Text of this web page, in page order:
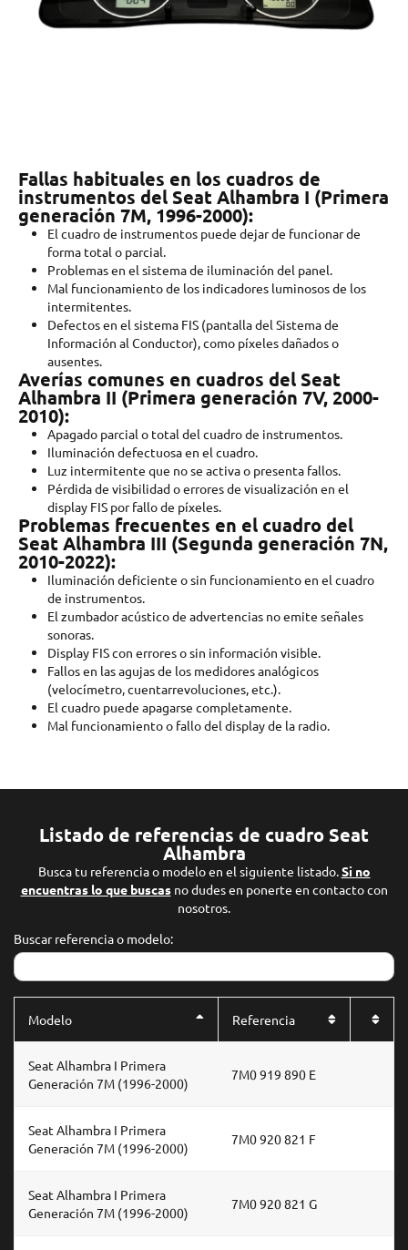
Fallas habituales en los cuadros de
instrumentos del Seat Alhambra I (Primera
generación 7M, 1996-2000):
El cuadro de instrumentos puede dejar de funcionar de
forma total o parcial.
Problemas en el sistema de iluminación del panel.
Mal funcionamiento de los indicadores luminosos de los
intermitentes.
Defectos en el sistema FIS (pantalla del Sistema de
Información al Conductor), como píxeles dañados o
ausentes.
Averías comunes en cuadros del Seat
Alhambra II (Primera generación 7V, 2000-
2010):
Apagado parcial o total del cuadro de instrumentos.
Iluminación defectuosa en el cuadro.
Luz intermitente que no se activa o presenta fallos.
Pérdida de visibilidad o errores de visualización en el
display FIS por fallo de píxeles.
Problemas frecuentes en el cuadro del
Seat Alhambra III (Segunda generación 7N,
2010-2022):
Iluminación deficiente o sin funcionamiento en el cuadro
de instrumentos.
El zumbador acústico de advertencias no emite señales
sonoras.
Display FIS con errores o sin información visible.
Fallos en las agujas de los medidores analógicos
(velocímetro, cuentarrevoluciones, etc.).
El cuadro puede apagarse completamente.
Mal funcionamiento o fallo del display de la radio.
Listado de referencias de cuadro Seat
Alhambra
Busca tu referencia o modelo en el siguiente listado.Si no
encuentras lo que buscasno dudes en ponerte en contacto con
nosotros.
Buscar referencia o modelo:
Modelo Referencia
Seat Alhambra I Primera
Generación 7M (1996-2000)
7M0 919 890 E
Seat Alhambra I Primera
Generación 7M (1996-2000)
7M0 920 821 F
Seat Alhambra I Primera
Generación 7M (1996-2000)
7M0 920 821 G